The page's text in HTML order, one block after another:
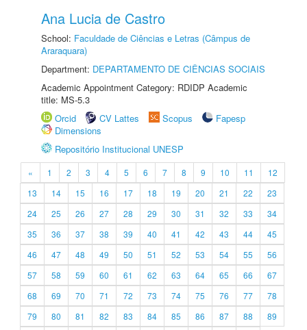
Ana Lucia de Castro
School: Faculdade de Ciências e Letras (Câmpus de
Araraquara)
Department: DEPARTAMENTO DE CIÊNCIAS SOCIAIS
Academic Appointment Category: RDIDP Academic
title: MS-5.3
Orcid
CV Lattes Scopus
Fapesp
Dimensions
Repositório Institucional UNESP
« 1 2 3 4 5 6 7 8 9 10 11
12
13
14 15 16 17 18 19 20 21 22
23
24
25 26 27 28 29 30 31 32 33
34
35
36 37 38 39 40 41 42 43 44
45
46
47 48 49 50 51 52 53 54 55
56
57
58 59 60 61 62 63 64 65 66
67
68
69 70 71 72 73 74 75 76 77
78
79
80 81 82 83 84 85 86 87 88
89